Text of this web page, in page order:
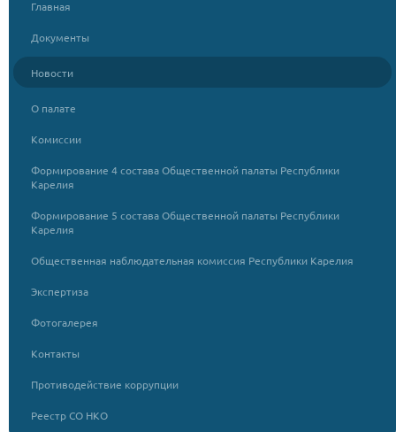
Главная
Документы
Новости
О палате
Комиссии
Формирование 4 состава Общественной палаты Республики
Карелия
Формирование 5 состава Общественной палаты Республики
Карелия
Общественная наблюдательная комиссия Республики Карелия
Экспертиза
Фотогалерея
Контакты
Противодействие коррупции
Реестр СО НКО